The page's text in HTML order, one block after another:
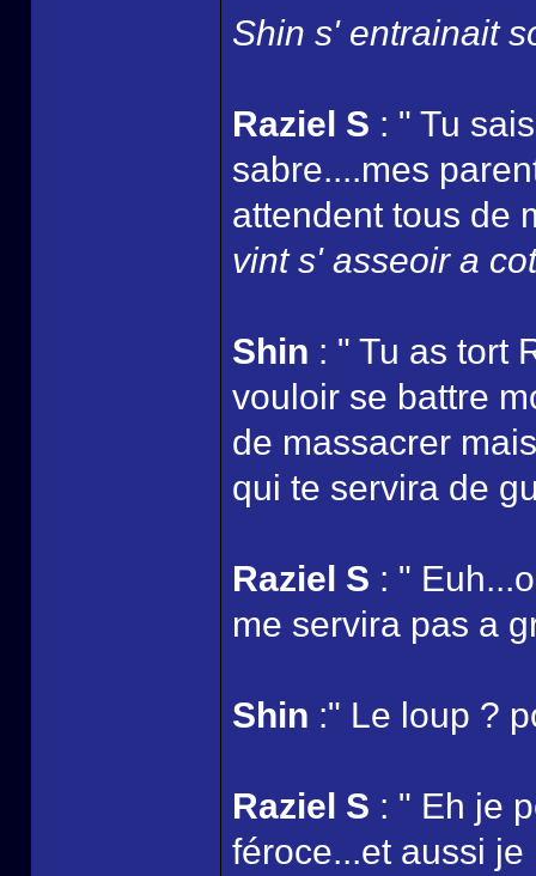
Shin s' entrainait
Raziel S : " Tu
sabre....mes
attendent tous de
vint s' asseoir a
Shin : " Tu as tort
vouloir se battre
de massacrer
qui te servira de
Raziel S : "
me servira pas a
Shin :" Le loup ?
Raziel S : " Eh je
féroce...et aussi